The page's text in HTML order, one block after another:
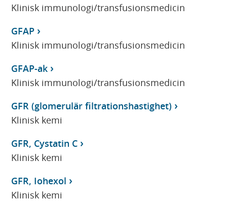
Klinisk immunologi/transfusionsmedicin
GFAP
Klinisk immunologi/transfusionsmedicin
GFAP-ak
Klinisk immunologi/transfusionsmedicin
GFR (glomerulär filtrationshastighet)
Klinisk kemi
GFR, Cystatin C
Klinisk kemi
GFR, Iohexol
Klinisk kemi